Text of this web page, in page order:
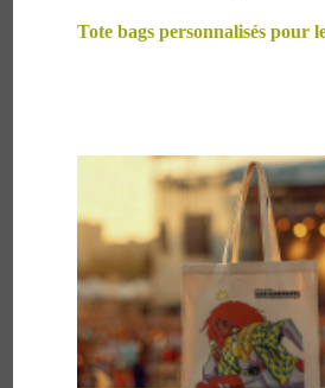
Tote bags personnalisés pour